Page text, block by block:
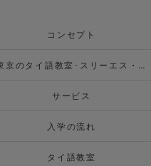
コンセプト
東京のタイ語教室･スリーエス・エデュケーションの評判
サービス
入学の流れ
タイ語教室